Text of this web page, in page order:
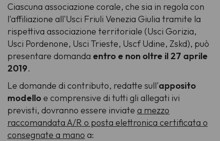
Ciascuna associazione corale, che sia in regola con
l'affiliazione all'Usci Friuli Venezia Giulia tramite la
rispettiva associazione territoriale (Usci Gorizia,
Usci Pordenone, Usci Trieste, Uscf Udine, Zskd), può
presentare domanda entro e non oltre il 27 aprile
2019.
Le domande di contributo, redatte sull'apposito
modelloe comprensive di tutti gli allegati ivi
previsti, dovranno essere inviate a mezzo
raccomandata A/R o posta elettronica certificata o
consegnate a mano a: